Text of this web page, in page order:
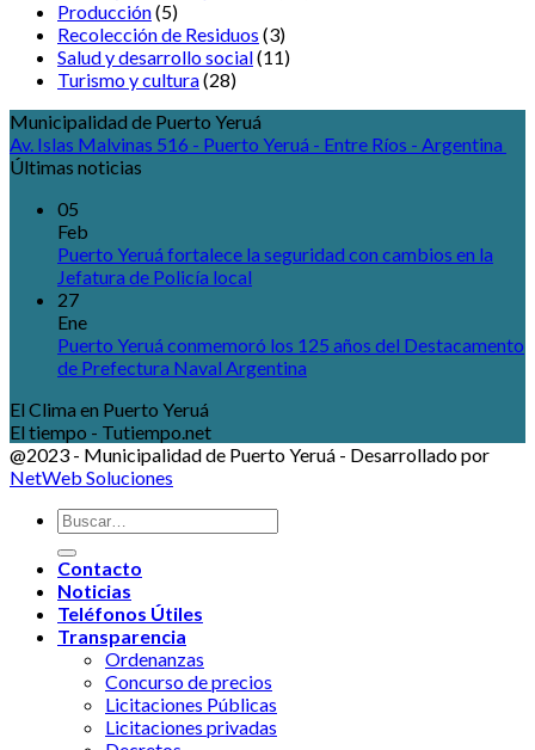
Producción(5)
Recolección de Residuos (3)
Salud y desarrollo social(11)
Turismo y cultura(28)
Municipalidad de Puerto Yeruá
Av. Islas Malvinas 516 - Puerto Yeruá - Entre Ríos - Argentina
Últimas noticias
05
Feb
Puerto Yeruá fortalece la seguridad con cambios en la
Jefatura de Policía local
27
Ene
Puerto Yeruá conmemoró los 125 años del Destacamento
de Prefectura Naval Argentina
El Clima en Puerto Yeruá
El tiempo - Tutiempo.net
@2023 - Municipalidad de Puerto Yeruá - Desarrollado por
NetWeb Soluciones
Contacto
Noticias
Teléfonos Útiles
Transparencia
Ordenanzas
Concurso de precios
Licitaciones Públicas
Licitaciones privadas